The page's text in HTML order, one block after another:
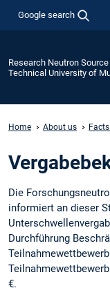
Google search
Research Neutron
Technical University of
Home About us
Die
informiert an dieser
Durchführung
€.